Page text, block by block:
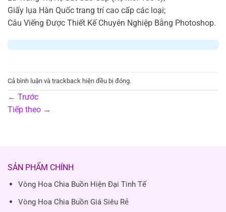
Giấy lụa Hàn Quốc trang trí cao cấp các loại;
Câu Viếng Được Thiết Kế Chuyên Nghiệp Bằng Photoshop.
Cả bình luận và trackback hiện đều bị đóng.
← Trước
Tiếp theo →
SẢN PHẨM CHÍNH
Vòng Hoa Chia Buồn Hiện Đại Tinh Tế
Vòng Hoa Chia Buồn Giá Siêu Rẻ